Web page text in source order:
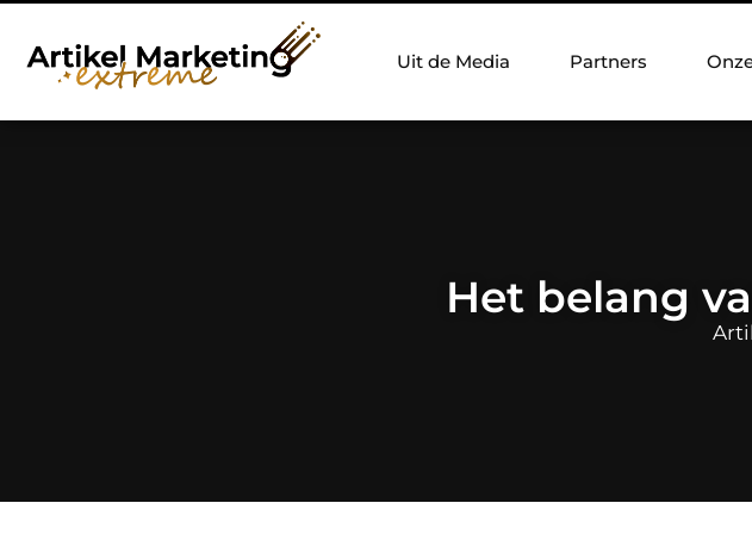
Uit de Media Partners
Het belang